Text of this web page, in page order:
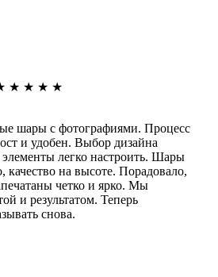
★ ★ ★ ★
шары с фотографиями. Процесс
и удобен. Выбор дизайна
элементы легко настроить. Шары
на высоте. Порадовало,
четко и ярко. Мы
и результатом. Теперь
снова.